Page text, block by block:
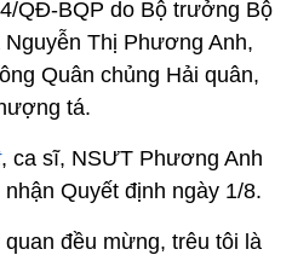
QĐ-BQP do Bộ trưởng Bộ
Thị Phương Anh,
Quân chủng Hải quân,
tá.
, ca sĩ, NSƯT Phương Anh
Quyết định ngày 1/8.
đều mừng, trêu tôi là